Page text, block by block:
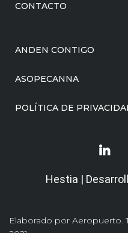
CONTACTO
ANDEN CONTIGO
ASOPECANNA
POLÍTICA DE
Hestia |
Elaborado por Aeropuerto.